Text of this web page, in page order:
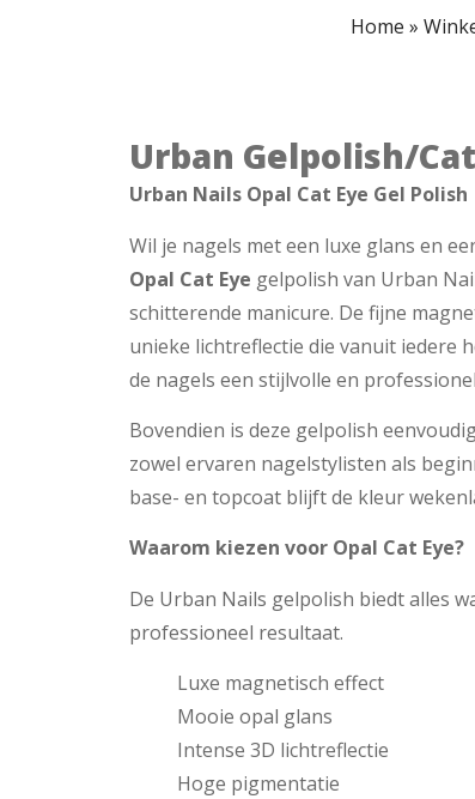
Home »
Urban Gelpolish/
Urban Nails Opal Cat Eye Gel Polish
Wil je nagels met een luxe glans en
Opal Cat Eye gelpolish van Urban
schitterende manicure. De fijne
unieke lichtreflectie die vanuit iedere
de nagels een stijlvolle en
Bovendien is deze gelpolish
zowel ervaren nagelstylisten als
base- en topcoat blijft de kleur
Waarom kiezen voor Opal Cat Eye?
De Urban Nails gelpolish biedt alles
professioneel resultaat.
Luxe magnetisch effect
Mooie opal glans
Intense 3D lichtreflectie
Hoge pigmentatie